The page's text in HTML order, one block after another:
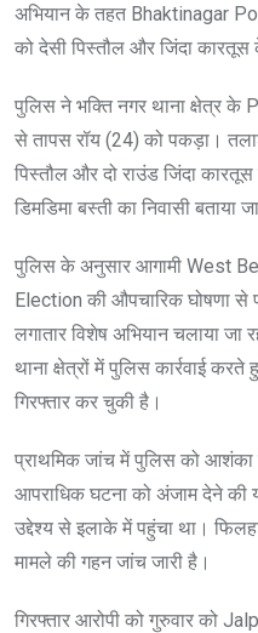
अभियान के तहत Bhaktinagar
को देसी पिस्तौल और जिंदा कारतूस
पुलिस ने भक्ति नगर थाना क्षेत्र
से तापस रॉय (24) को पकड़ा।
पिस्तौल और दो राउंड जिंदा
डिमडिमा बस्ती का निवासी बताया
पुलिस के अनुसार आगामी West
Election की औपचारिक घोषणा से
लगातार विशेष अभियान चलाया जा
थाना क्षेत्रों में पुलिस कार्रवाई
गिरफ्तार कर चुकी है।
प्राथमिक जांच में पुलिस को आशंका
आपराधिक घटना को अंजाम देने की
उद्देश्य से इलाके में पहुंचा था।
मामले की गहन जांच जारी है।
गिरफ्तार आरोपी को गुरुवार को